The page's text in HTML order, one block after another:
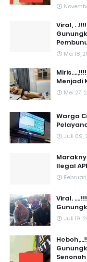
Viral, .
Mei 18,
Menjadi
Mei 27,
Warga
Juli 09,
Ilegal
Februari
Viral.
Juli 19,
Senonoh